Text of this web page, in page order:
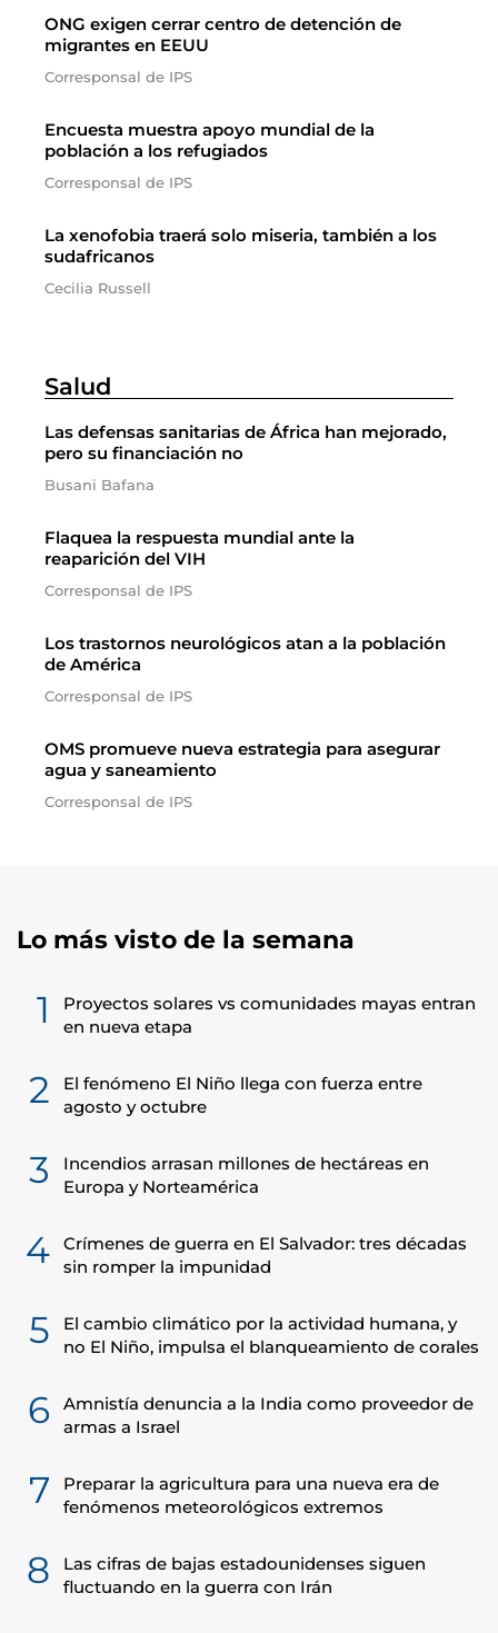
ONG exigen cerrar centro de detención de
migrantes en EEUU
Corresponsal de IPS
Encuesta muestra apoyo mundial de la
población a los refugiados
Corresponsal de IPS
La xenofobia traerá solo miseria, también a los
sudafricanos
Cecilia Russell
Salud
Las defensas sanitarias de África han mejorado,
pero su financiación no
Busani Bafana
Flaquea la respuesta mundial ante la
reaparición del VIH
Corresponsal de IPS
Los trastornos neurológicos atan a la población
de América
Corresponsal de IPS
OMS promueve nueva estrategia para asegurar
agua y saneamiento
Corresponsal de IPS
Lo más visto de la semana
1
Proyectos solares vs comunidades mayas entran
en nueva etapa
2
El fenómeno El Niño llega con fuerza entre
agosto y octubre
3
Incendios arrasan millones de hectáreas en
Europa y Norteamérica
4
Crímenes de guerra en El Salvador: tres décadas
sin romper la impunidad
5
El cambio climático por la actividad humana, y
no El Niño, impulsa el blanqueamiento de corales
6
Amnistía denuncia a la India como proveedor de
armas a Israel
7
Preparar la agricultura para una nueva era de
fenómenos meteorológicos extremos
8
Las cifras de bajas estadounidenses siguen
fluctuando en la guerra con Irán